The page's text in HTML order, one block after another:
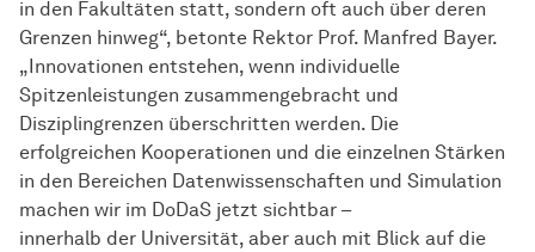
in den Fakultäten statt, sondern oft auch über deren
Grenzen hinweg“, betonte Rektor Prof. Manfred Bayer.
„Innovationen entstehen, wenn individuelle
Spitzenleistungen zusammengebracht und
Disziplingrenzen überschritten werden. Die
erfolgreichen Kooperationen und die einzelnen Stärken
in den Bereichen Datenwissenschaften und Simulation
machen wir im DoDaS jetzt sichtbar –
innerhalb der Universität, aber auch mit Blick auf die